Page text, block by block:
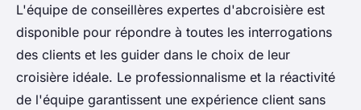
L'équipe de conseillères expertes d'abcroisière est
disponible pour répondre à toutes les interrogations
des clients et les guider dans le choix de leur
croisière idéale. Le professionnalisme et la réactivité
de l'équipe garantissent une expérience client sans